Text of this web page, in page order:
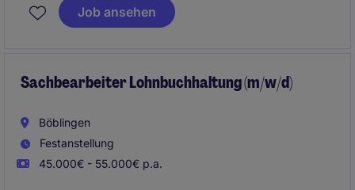
Berufserfahrung oder direkt nach der Ausbildung - in
dieser Position kannst du deine kaufmännischen
Job ansehen
Sachbearbeiter Lohnbuchhaltung (m/w/d)
Böblingen
Festanstellung
45.000€ - 55.000€ p.a.